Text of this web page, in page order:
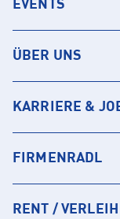
EVENTS
ÜBER UNS
KARRIERE &
FIRMENRADL
RENT / VERLEIH